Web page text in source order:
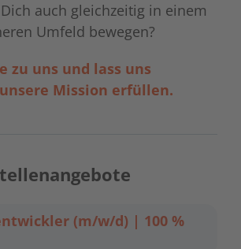
auch gleichzeitig in einem
Umfeld bewegen?
zu uns und lass uns
Mission erfüllen.
(m/w/d) | 100 %